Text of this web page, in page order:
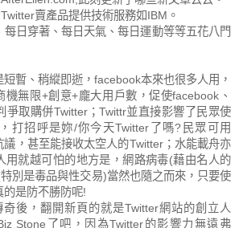
賣產品提供技術服務如IBM。
每日穿著、每日天氣、每日運動等等五花八門
暫、稍縱即逝，facebook本來也很多人用，
機無限+創意+龐大用戶數，促使facebook、
爭取購併Twitter；Twittr並直接影響了民眾使
打招呼是妳/你今天Twitter了嗎?民眾可用
議，甚至能接收太空人的Twitter；水能載舟亦
用就越可怕的地方是，網路病毒(藉由名人的
別是毒品與性交易)當然也隨之而來，只要使
的是防不勝防呢!
奇後，翻開新頁的就是Twitter網站的創立人
Stone了吧，因為Twitter的影響力無遠弗